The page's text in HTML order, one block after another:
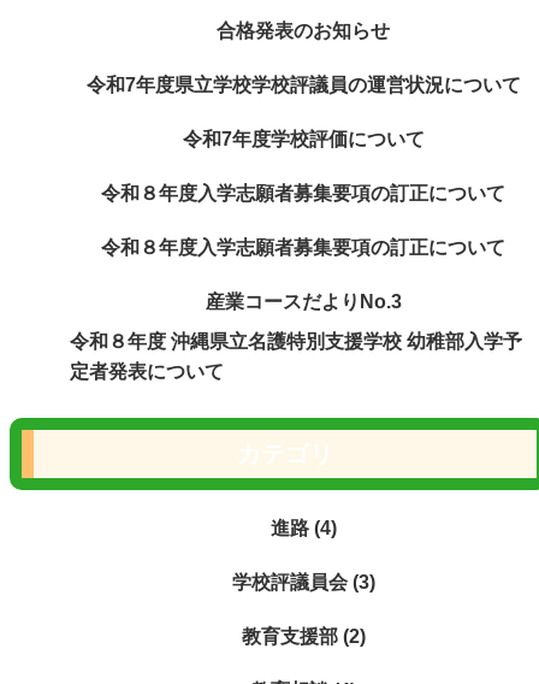
合格発表のお知らせ
令和7年度県立学校学校評議員の運営状況について
令和7年度学校評価について
令和８年度入学志願者募集要項の訂正について
令和８年度入学志願者募集要項の訂正について
産業コースだよりNo.3
令和８年度 沖縄県立名護特別支援学校 幼稚部入学予
定者発表について
進路 (4)
学校評議員会 (3)
教育支援部 (2)